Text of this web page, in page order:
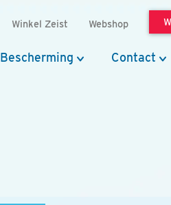
Winkel Zeist Webshop
Bescherming Contact